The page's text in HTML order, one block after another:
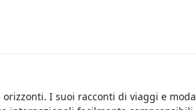
I suoi racconti di viaggi e moda